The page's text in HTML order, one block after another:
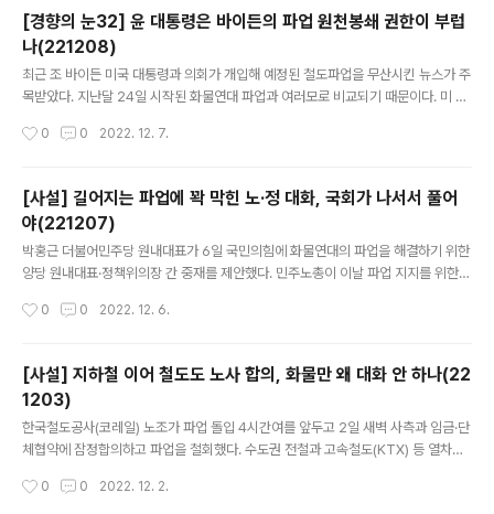
한 채 대화조차 거부하는 태도로는 파업을 풀 수 없다. 정부의 조치에 강력한 유감을
표한다. 정부가 철강·석유화학 분야 운송거부자에 대한 업무개시 명령 집행에 추가로
들어간 명분은 산업과 경제에 대한 피해다. 정부는 파업 이후 철강재 출하량이 평시
대비 48% 수준으로, 파업이 지속되면 자동차·조선 ..
[경향의 눈32] 윤 대통령은 바이든의 파업 원천봉쇄 권한이 부럽
나(221208)
최근 조 바이든 미국 대통령과 의회가 개입해 예정된 철도파업을 무산시킨 뉴스가 주
목받았다. 지난달 24일 시작된 화물연대 파업과 여러모로 비교되기 때문이다. 미 정
때는 지난달 28일(현지시간)이다. 그로부터 사흘 만에 하원과 상원은 철도노사 잠정
까지 나흘밖에 걸리지 않았다. 반면 윤석열 정부는 화물연대 파업 닷새 만에 업무개
시명령을 발동했지만 파업 사태는 보름이 되도록 해결 기미가 없다. 너무나 대조적이
다. 미 행정부와 의회가 철도파업을 원천봉쇄한 근거는 100년이 다 돼가는 철도노동
법이다. 이 법은 철도 및 항공 분규 해결을 위해 1926년에 ..
0 0 2022. 12. 7.
[사설] 길어지는 파업에 꽉 막힌 노·정 대화, 국회가 나서서 풀어
야(221207)
박홍근 더불어민주당 원내대표가 6일 국민의힘에 화물연대의 파업을 해결하기 위한
양당 원내대표·정책위의장 간 중재를 제안했다. 민주노총이 이날 파업 지지를 위한
보이지 않자 정치권이 나서자는 것이다. 이재명 대표도 이를 지지했다. 시의적절한
대한다. 박 원내대표는 이날 중재를 제안하며 “정부가 화물연대 파업을 ‘정치 파업’으
로 매도해서도, 화물연대가 원안 고수에 강경한 입장만 되풀이해서도 사태를 해결할
수 없다”고 말했다. 적확한 지적이다. 정부와 여당의 강경 대응에 노조의 파업은 기약
없이 길어지기만 하고 있다. 이날 민주노총은 하루 총파업을 선..
0 0 2022. 12. 6.
[사설] 지하철 이어 철도도 노사 합의, 화물만 왜 대화 안 하나(22
1203)
한국철도공사(코레일) 노조가 파업 돌입 4시간여를 앞두고 2일 새벽 사측과 임금·단
체협약에 잠정합의하고 파업을 철회했다. 수도권 전철과 고속철도(KTX) 등 열차가
노사 간 대화로 파업 사태를 해결할 수 있음을 보여줬다는 데 의미가 크다. 9일째 이
0 0 2022. 12. 2.